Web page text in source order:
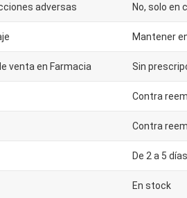
adversas No, solo en
Mantener
venta en Farmacia Sin
Contra
Contra
De 2 a 5
En stock